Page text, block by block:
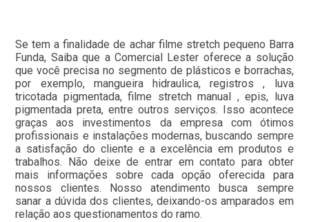
Se tem a finalidade de achar filme stretch pequeno Barra
Funda, Saiba que a Comercial Lester oferece a solução
que você precisa no segmento de plásticos e borrachas,
por exemplo, mangueira hidraulica, registros , luva
tricotada pigmentada, filme stretch manual , epis, luva
pigmentada preta, entre outros serviços. Isso acontece
graças aos investimentos da empresa com ótimos
profissionais e instalações modernas, buscando sempre
a satisfação do cliente e a excelência em produtos e
trabalhos. Não deixe de entrar em contato para obter
mais informações sobre cada opção oferecida para
nossos clientes. Nosso atendimento busca sempre
sanar a dúvida dos clientes, deixando-os amparados em
relação aos questionamentos do ramo.